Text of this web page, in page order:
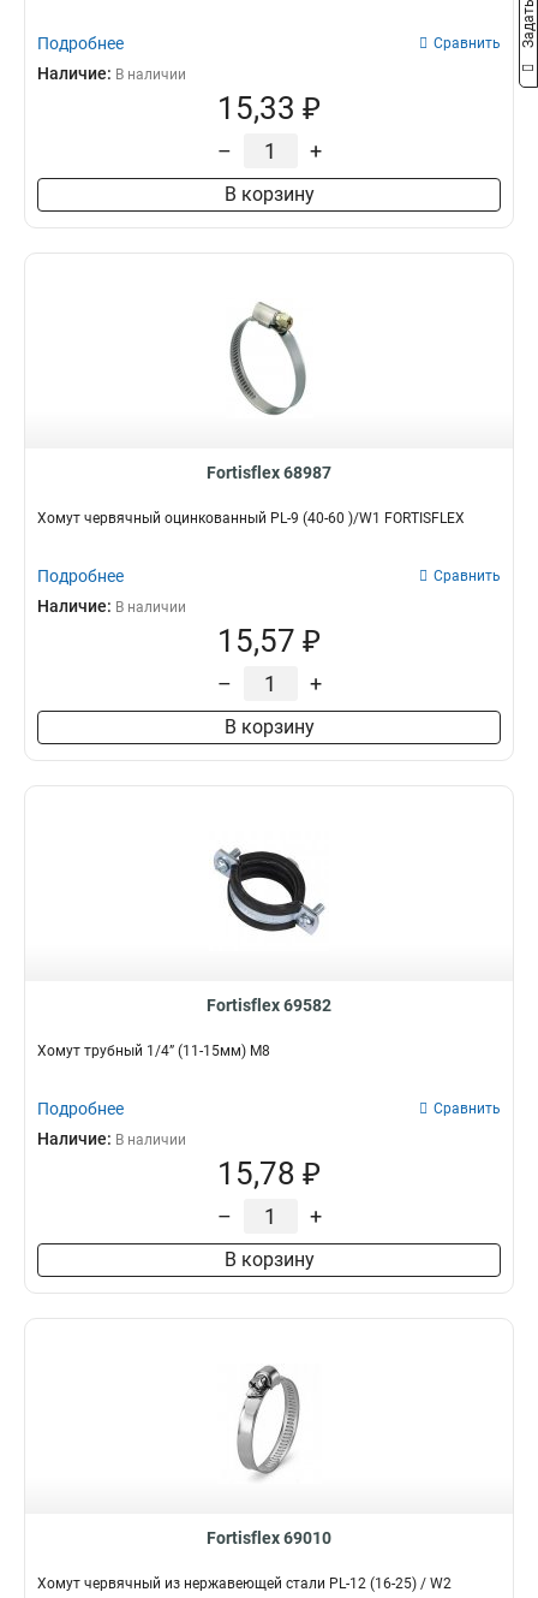
Подробнее Сравнить
Наличие: В наличии
15,33 ₽
– +
В корзину
Fortisflex 68987
Хомут червячный оцинкованный PL-9 (40-60 )/W1 FORTISFLEX
Подробнее Сравнить
Наличие: В наличии
15,57 ₽
– +
В корзину
Fortisflex 69582
Хомут трубный 1/4” (11-15мм) М8
Подробнее Сравнить
Наличие: В наличии
15,78 ₽
– +
В корзину
Fortisflex 69010
Хомут червячный из нержавеющей стали PL-12 (16-25) / W2